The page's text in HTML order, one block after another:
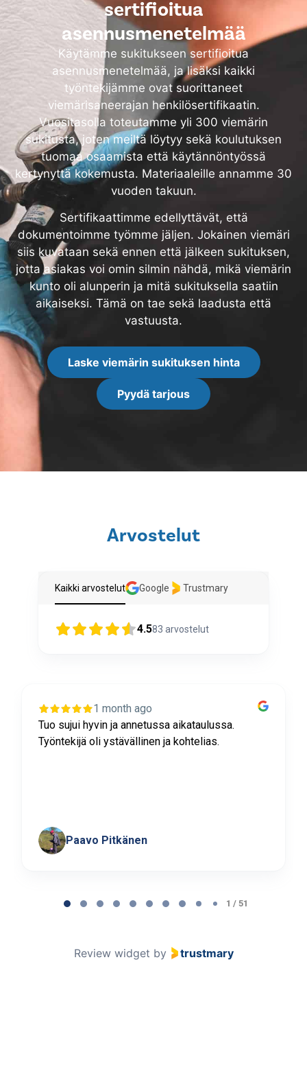
sertifioitua
asennusmenetelmää
Käytämme sukitukseen sertifioitua
asennusmenetelmää, ja lisäksi kaikki
työntekijämme ovat suorittaneet
viemärisaneerajan henkilösertifikaatin.
Vuositasolla toteutamme yli 300 viemärin
sukitusta, joten meiltä löytyy sekä koulutuksen
tuomaa osaamista että käytännöntyössä
kertynyttä kokemusta. Materiaaleille annamme 30
vuoden takuun.
Sertifikaattimme edellyttävät, että
dokumentoimme työmme jäljen. Jokainen viemäri
siis kuvataan sekä ennen että jälkeen sukituksen,
jotta asiakas voi omin silmin nähdä, mikä viemärin
kunto oli alunperin ja mitä sukituksella saatiin
aikaiseksi. Tämä on tae sekä laadusta että
vastuusta.
Laske viemärin sukituksen hinta
Pyydä tarjous
Arvostelut
Kaikki arvostelut Google Trustmary
4.583 arvostelut
1 month ago
Tuo sujui hyvin ja annetussa aikataulussa.
Työntekijä oli ystävällinen ja kohtelias.
Paavo Pitkänen
1 / 51
Review widget by trustmary